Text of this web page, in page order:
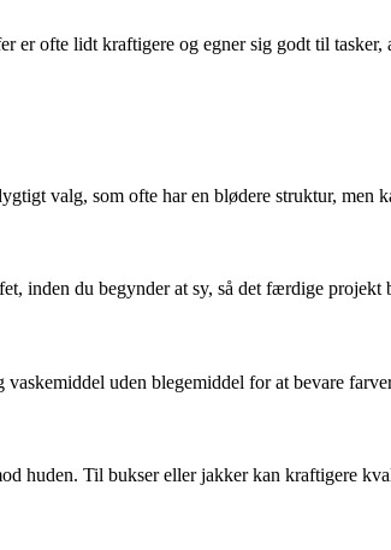
ofte lidt kraftigere og egner sig godt til tasker,
valg, som ofte har en blødere struktur, men
inden du begynder at sy, så det færdige projekt
uden blegemiddel for at bevare
huden. Til bukser eller jakker kan kraftigere